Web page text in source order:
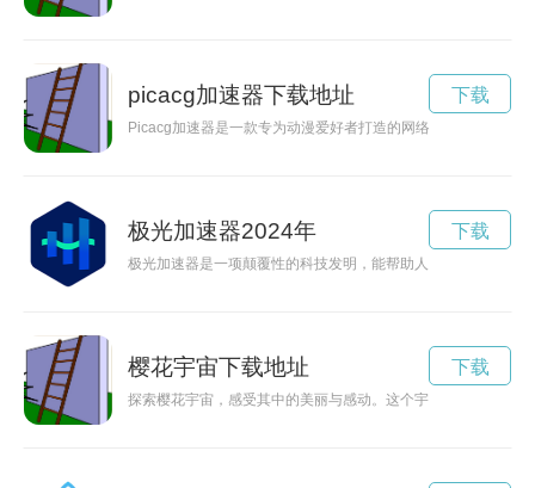
picacg加速器下载地址
Picacg加速器是一款专为动漫爱好者打造的网络加速器，能够
下载
极光加速器2024年
极光加速器是一项颠覆性的科技发明，能帮助人类更深入地探
下载
樱花宇宙下载地址
探索樱花宇宙，感受其中的美丽与感动。这个宇宙里，樱花开
下载